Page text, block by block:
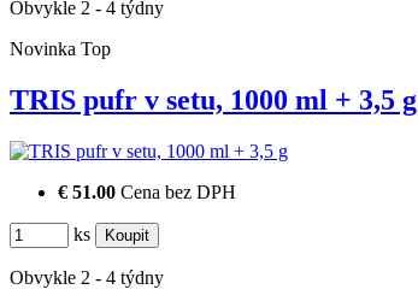
Obvykle 2 - 4 týdny
Novinka Top
TRIS pufr v setu, 1000 ml + 3,5 g
€ 51.00 Cena bez DPH
ks
Obvykle 2 - 4 týdny